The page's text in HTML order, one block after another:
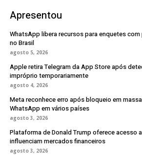
Apresentou
WhatsApp libera recursos para enquetes
no Brasil
agosto 5, 2026
Apple retira Telegram da App Store após
impróprio temporariamente
agosto 4, 2026
Meta reconhece erro após bloqueio em
WhatsApp em vários países
agosto 3, 2026
Plataforma de Donald Trump oferece acesso
influenciam mercados financeiros
agosto 3, 2026